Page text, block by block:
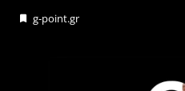
g-point.gr